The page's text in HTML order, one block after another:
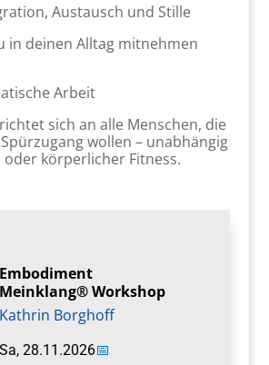
Austausch und Stille
in deinen Alltag mitnehmen
Arbeit
sich an alle Menschen, die
wollen – unabhängig
körperlicher Fitness.
Embodiment
Meinklang® Workshop
Kathrin Borghoff
Sa, 28.11.2026📅